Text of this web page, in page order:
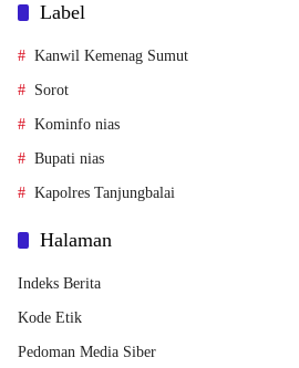
Label
Kanwil Kemenag Sumut
Sorot
Kominfo nias
Bupati nias
Kapolres Tanjungbalai
Halaman
Indeks Berita
Kode Etik
Pedoman Media Siber